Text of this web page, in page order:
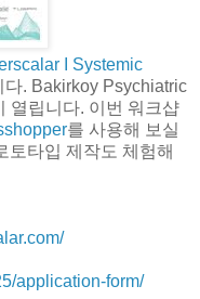
I Systemic
다. Bakirkoy Psychiatric
열립니다. 이번 워크샵
를 사용해 보실
토타입 제작도 체험해
application-form/